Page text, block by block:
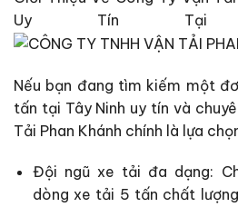
Uy Tín Tại
Nếu bạn đang tìm kiếm một
tấn tại Tây Ninh uy tín và
Tải Phan Khánh chính là lựa
Đội ngũ xe tải đa dạng:
dòng xe tải 5 tấn chất